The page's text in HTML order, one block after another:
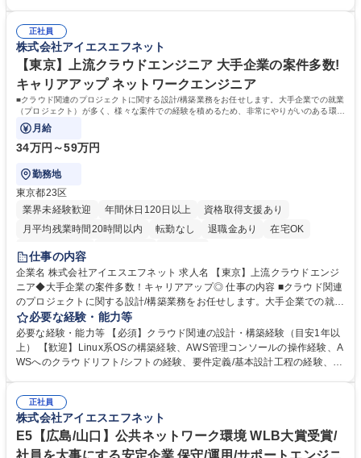
ラエンジニア 取引社数2,000社以上/育産休取得率高
として携わっています。■未経験で入社した社員は、1年目：運用保守→2
年目：1年目の業務＋チームリーダー→4年目：サーバーの構築→5年目：
技術グループのグループリーダーになっています。 学歴・資格 学歴：大
学院 大学 高専 短大 専修学校 高校 語学力： 資格：第一種運転免許普通自
動車
正社員
株式会社アイエスエフネット
【東京】上流クラウドエンジニア 大手企業の案件多数!
キャリアアップ ネットワークエンジニア
■クラウド関連のプロジェクトに関する設計/構築業務をお任せします。大手企業での就業
（プロジェクト）が多く、様々な案件での経験を積めるため、非常にやりがいのある環境
です。
月給
34万円～59万円
勤務地
東京都23区
業界未経験歓迎
年間休日120日以上
資格取得支援あり
月平均残業時間20時間以内
転勤なし 退職金あり
在宅OK
完全週休2日制
仕事の内容
企業名 株式会社アイエスエフネット 求人名 【東京】上流クラウドエンジ
ニア◆大手企業の案件多数！キャリアアップ◎ 仕事の内容 ■クラウド関連
のプロジェクトに関する設計/構築業務をお任せします。大手企業での就業
（プロジェクト）が多く、様々な案件での経験を積めるため、非常にやり
がいのある環境です。 【プロジェクト例】 ◎基地局Demand Responce
対応業務：既存システムを別クラウド(AWS)へ移行する際のインフラ構築
業務 ◎AWSへの移行プロジェクト：オンプレ環境で動作している複数シ
援 募集職種 【東京】上流クラウドエンジニア◆大手企業の案件多数！キ
ャリアアップ◎
必要な経験・能力等
必要な経験・能力等 【必須】クラウド関連の設計・構築経験（目安1年以
上） 【歓迎】Linux系OSの構築経験、AWS管理コンソールの操作経験、A
WSへのクラウドリフト/シフトの経験、要件定義/基本設計工程の経験、等
め、ネットワークやサーバー、セキュリティなどのインフラ技術を学べる
研修や、AWS・Azure・GCPなどのマルチクラウド検証環境を備えていま
す。テクニカルスキルだけでなく、リーダーシップやマネジメントスキル
などのヒューマンスキルを磨ける環境も充実しております。 学歴・資格
正社員
株式会社アイエスエフネット
E5【広島/山口】公共ネットワーク環境 WLB大賞受賞/
社員を大事にする安定企業 保守/運用/サポートエンジニ